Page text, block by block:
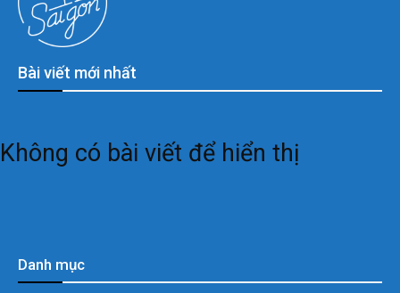
Bài viết mới nhất
Không có bài viết để hiển thị
Danh mục